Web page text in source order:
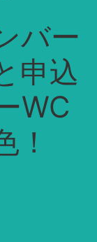
バー
申込
WC
！